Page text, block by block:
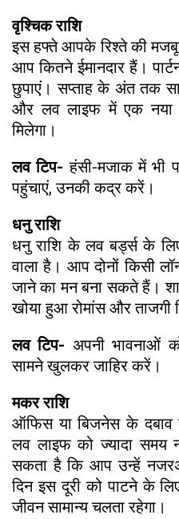
वृश्चिक राशि
इस हफ्ते आपके रिश्ते की
आप कितने ईमानदार हैं।
छुपाएं। सप्ताह के अंत तक
और लव लाइफ में एक
मिलेगा।
लव टिप-हंसी-मजाक में भी
पहुंचाएं, उनकी कद्र करें।
धनु राशि
धनु राशि के लव बर्ड्स के
वाला है। आप दोनों किसी
जाने का मन बना सकते हैं।
खोया हुआ रोमांस और ताजगी
लव टिप- अपनी भावनाओं
सामने खुलकर जाहिर करें।
मकर राशि
ऑफिस या बिजनेस के
लव लाइफ को ज्यादा समय
सकता है कि आप उन्हें
दिन इस दूरी को पाटने के
जीवन सामान्य चलता रहेगा।